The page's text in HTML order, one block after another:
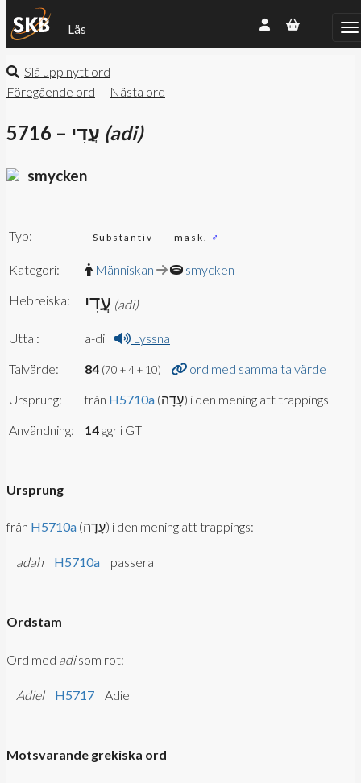
Läs
Slå upp nytt ord
Föregående ord
Nästa ord
(adi)
smycken
Typ: Substantiv mask. ♂
Kategori: Människan
smycken
Hebreiska:
עֲדִי (adi)
Uttal: a-di
Lyssna
Talvärde:
84 (70 + 4 + 10)
ord med samma talvärde
Ursprung:
från H5710a
(עָדָה) i den mening att trappings
Användning:
14ggr i GT
Ursprung
från H5710a (עָדָה) i den mening att trappings:
adah H5710a passera
Ordstam
Ord med adisom rot:
Adiel H5717 Adiel
Motsvarande grekiska ord